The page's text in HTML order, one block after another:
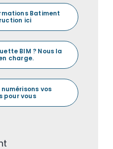
Batiment
ici
BIM ? Nous la
charge.
vos
pour vous